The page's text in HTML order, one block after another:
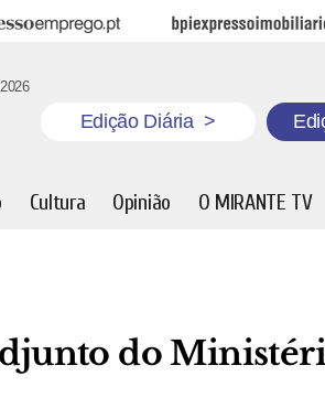
Emprego BPI Expresso
Edição Diária >
Cultura Opinião O MIRANTE TV
do